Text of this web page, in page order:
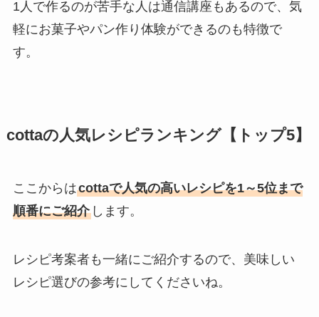
1人で作るのが苦手な人は通信講座もあるので、気
軽にお菓子やパン作り体験ができるのも特徴で
す。
cottaの人気レシピランキング【トップ5】
ここからはcottaで人気の高いレシピを1～5位まで
順番にご紹介します。
レシピ考案者も一緒にご紹介するので、美味しい
レシピ選びの参考にしてくださいね。